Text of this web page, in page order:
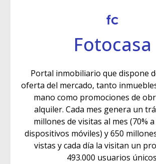
Fotocasa
Portal inmobiliario que dispone
oferta del mercado, tanto
mano como promociones de
alquiler. Cada mes genera un
millones de visitas al mes (70%
dispositivos móviles) y 650
vistas y cada día la visitan un
493.000 usuarios